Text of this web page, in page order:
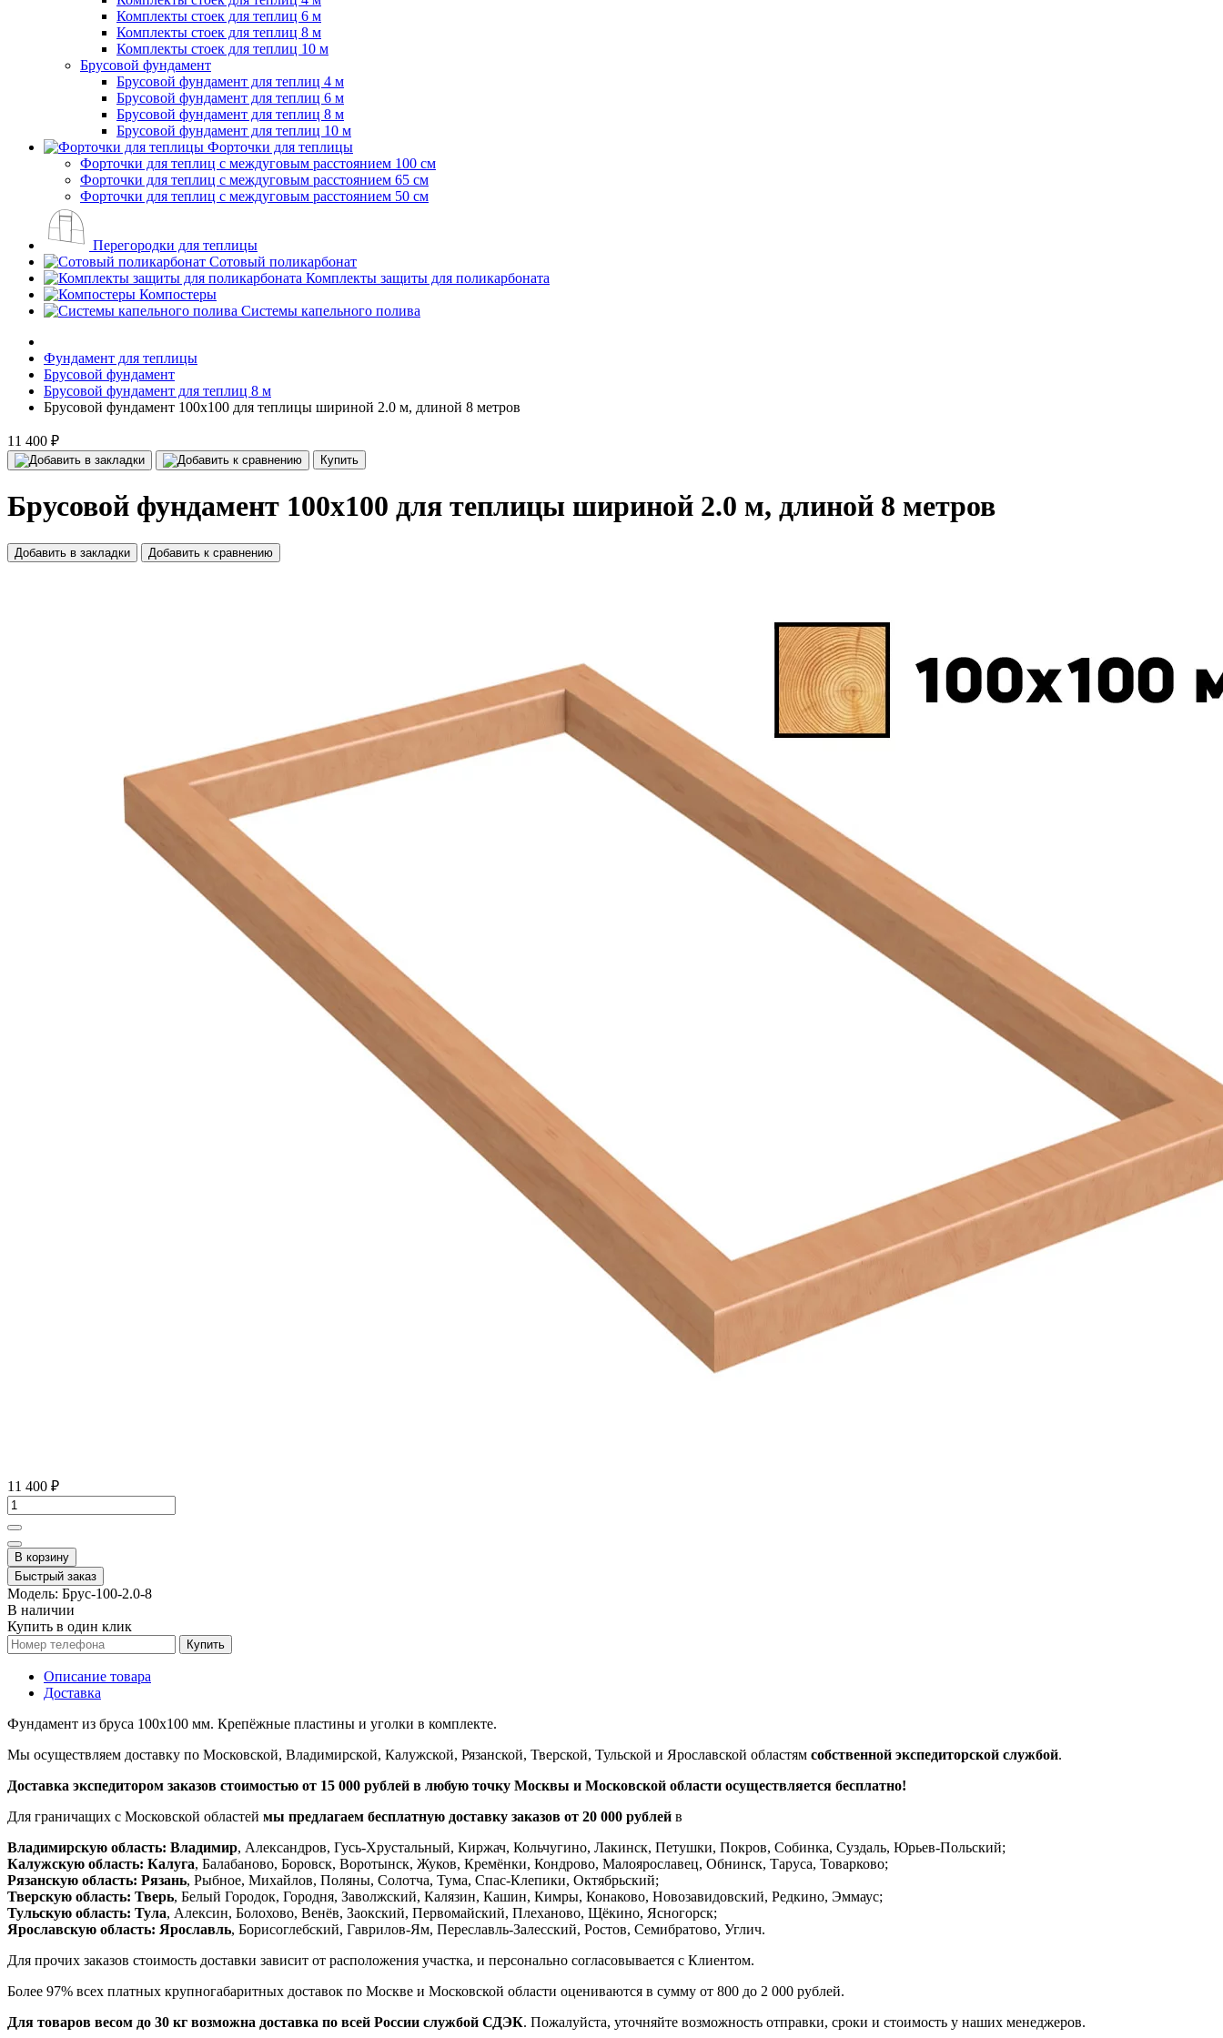
Комплекты стоек для теплиц 6 м
Комплекты стоек для теплиц 8 м
Комплекты стоек для теплиц 10 м
Брусовой фундамент
Брусовой фундамент для теплиц 4 м
Брусовой фундамент для теплиц 6 м
Брусовой фундамент для теплиц 8 м
Брусовой фундамент для теплиц 10 м
Форточки для теплицы
Форточки для теплиц с междуговым расстоянием 100 см
Форточки для теплиц с междуговым расстоянием 65 см
Форточки для теплиц с междуговым расстоянием 50 см
Перегородки для теплицы
Сотовый поликарбонат
Комплекты защиты для поликарбоната
Компостеры
Системы капельного полива
Фундамент для теплицы
Брусовой фундамент
Брусовой фундамент для теплиц 8 м
Брусовой фундамент 100x100 для теплицы шириной 2.0 м, длиной 8 метров
11 400 ₽
Купить
Брусовой фундамент 100x100 для теплицы шириной 2.0 м, длиной 8 метров
Добавить в закладки Добавить к сравнению
11 400 ₽
В корзину
Быстрый заказ
Модель: Брус-100-2.0-8
В наличии
Купить в один клик
Купить
Описание товара
Доставка
Фундамент из бруса 100x100 мм. Крепёжные пластины и уголки в комплекте.
Мы осуществляем доставку по Московской, Владимирской, Калужской, Рязанской, Тверской, Тульской и Ярославской областям собственной экспедиторской службой.
Доставка экспедитором заказов стоимостью от 15 000 рублей в любую точку Москвы и Московской области осуществляется бесплатно!
Для граничащих с Московской областей мы предлагаем бесплатную доставку заказов от 20 000 рублей в
Владимирскую область: Владимир, Александров, Гусь-Хрустальный, Киржач, Кольчугино, Лакинск, Петушки, Покров, Собинка, Суздаль, Юрьев-Польский;
Калужскую область: Калуга, Балабаново, Боровск, Воротынск, Жуков, Кремёнки, Кондрово, Малоярославец, Обнинск, Таруса, Товарково;
Рязанскую область: Рязань, Рыбное, Михайлов, Поляны, Солотча, Тума, Спас-Клепики, Октябрьский;
Тверскую область: Тверь, Белый Городок, Городня, Заволжский, Калязин, Кашин, Кимры, Конаково, Новозавидовский, Редкино, Эммаус;
Тульскую область: Тула, Алексин, Болохово, Венёв, Заокский, Первомайский, Плеханово, Щёкино, Ясногорск;
Ярославскую область: Ярославль, Борисоглебский, Гаврилов-Ям, Переславль-Залесский, Ростов, Семибратово, Углич.
Для прочих заказов стоимость доставки зависит от расположения участка, и персонально согласовывается с Клиентом.
Более 97% всех платных крупногабаритных доставок по Москве и Московской области оцениваются в сумму от 800 до 2 000 рублей.
Для товаров весом до 30 кг возможна доставка по всей России службой СДЭК. Пожалуйста, уточняйте возможность отправки, сроки и стоимость у наших менеджеров.